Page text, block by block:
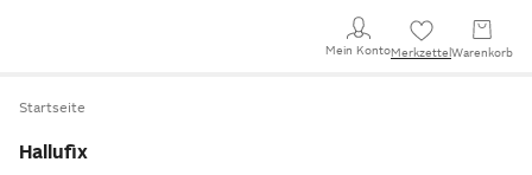
Mein KontoMerkzettel Warenkorb
Startseite
Hallufix